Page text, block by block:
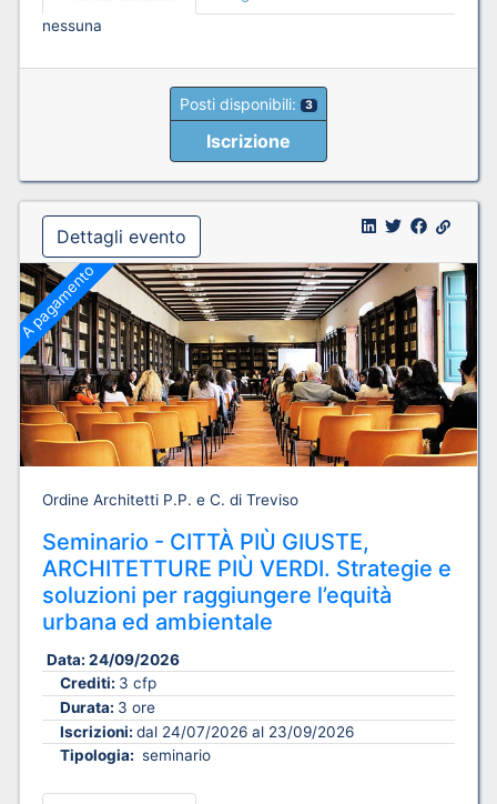
nessuna
Posti disponibili: 3
Iscrizione
Dettagli evento
A pagamento
Ordine Architetti P.P. e C. di Treviso
Seminario - CITTÀ PIÙ GIUSTE,
ARCHITETTURE PIÙ VERDI. Strategie e
soluzioni per raggiungere l’equità
urbana ed ambientale
Data: 24/09/2026
Crediti: 3 cfp
Durata: 3 ore
Iscrizioni: dal 24/07/2026 al 23/09/2026
Tipologia: seminario